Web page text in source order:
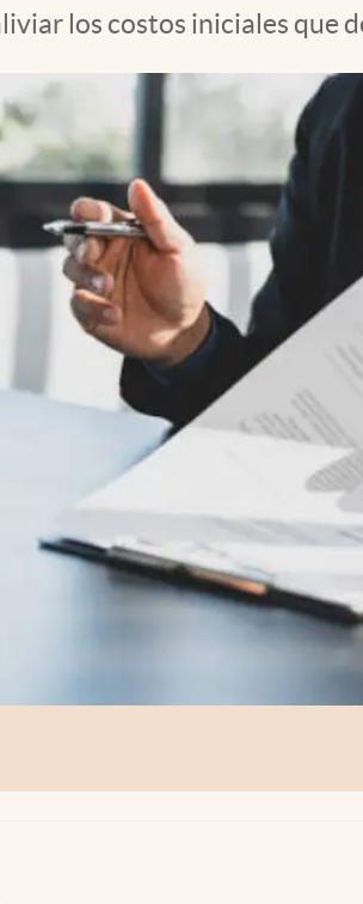
los costos iniciales que